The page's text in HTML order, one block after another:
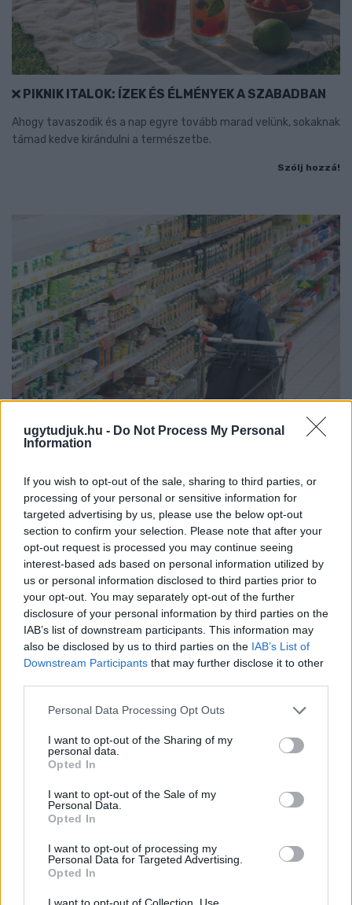
ugytudjuk.hu - Do Not Process My Personal
Information
If you wish to opt-out of the sale, sharing to third parties, or
processing of your personal or sensitive information for
targeted advertising by us, please use the below opt-out
section to confirm your selection. Please note that after your
opt-out request is processed you may continue seeing
interest-based ads based on personal information utilized by
us or personal information disclosed to third parties prior to
your opt-out. You may separately opt-out of the further
disclosure of your personal information by third parties on the
IAB’s list of downstream participants. This information may
also be disclosed by us to third parties on the IAB’s List of
Downstream Participants that may further disclose it to other
Please note that this website/app uses one or more Google
not limited to your visit or usage behaviour. You may click to
grant or deny consent to Google and its third-party tags to
use your data for below specified purposes in below Google
consent section.
Personal Data Processing Opt Outs
I want to opt-out of the Sharing of my
personal data.
Opted In
I want to opt-out of the Sale of my
Personal Data.
Opted In
I want to opt-out of processing my
Personal Data for Targeted Advertising.
Opted In
I want to opt-out of Collection, Use,
PIKNIK ITALOK: ÍZEK ÉS ÉLMÉNYEK A SZABADBAN
Ahogy tavaszodik és a nap egyre tovább marad velünk, sokaknak
támad kedve kirándulni a természetbe.
Szólj hozzá!
ÖRÖMHÍR: TÍZ ÉVE NEM VOLT ILYEN ALACSONY AZ
Júliusban mindössze 1,2 százalékkal emelkedtek éves
összevetésben a fogyasztói árak, miközben az élelmiszerek ára
már csökkent.
Szólj hozzá!
KIVÁLÓ PROGRAM VÁR MINDENKIT EZEN A HÉTVÉGÉN
GYŐRBEN